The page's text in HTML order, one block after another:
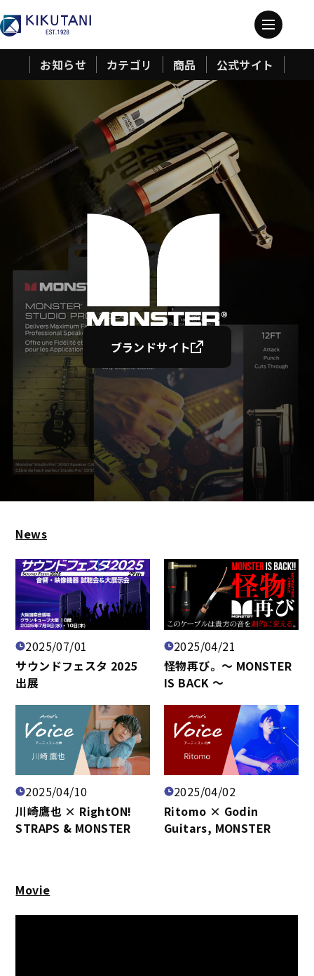
お知らせ カテゴリ 商品 公式サイト
ブランドサイト
News
2025/07/01
サウンドフェスタ 2025
出展
2025/04/21
怪物再び。～ MONSTER
IS BACK ～
2025/04/10
川崎鷹也 × RightON!
STRAPS & MONSTER
2025/04/02
Ritomo × Godin
Guitars, MONSTER
Movie